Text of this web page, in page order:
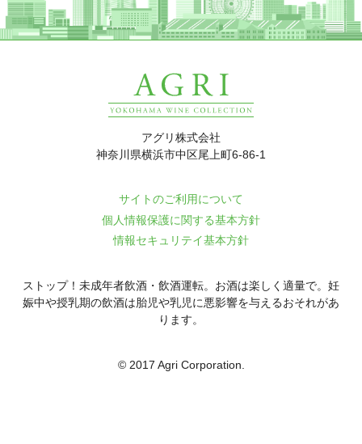
アグリ株式会社
神奈川県横浜市中区尾上町6-86-1
サイトのご利用について
個人情報保護に関する基本方針
情報セキュリテイ基本方針
ストップ！未成年者飲酒・飲酒運転。お酒は楽しく適量で。 妊
娠中や授乳期の飲酒は胎児や乳児に悪影響を与えるおそれがあ
ります。
© 2017 Agri Corporation.